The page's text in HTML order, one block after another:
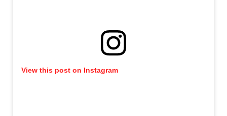
View this post on Instagram